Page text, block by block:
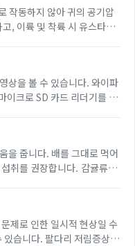
을 줍니다. 배를 그대로 먹어
권장합니다. 감귤류
제로 인한 일시적 현상일 수
있습니다. 팔다리 저림증상의